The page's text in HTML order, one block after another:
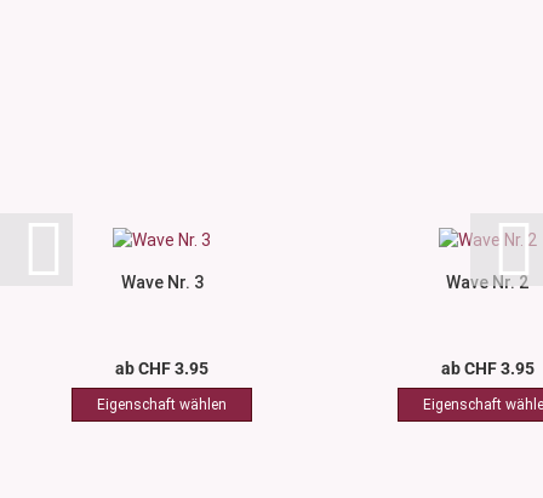
Wave Nr. 3
ab CHF 3.95
Wave Nr. 2
ab CHF 3.95